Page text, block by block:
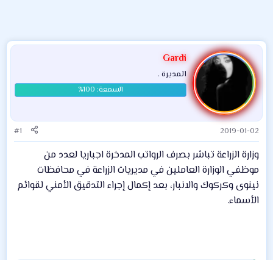
Gardi
المديرة .
2019-01-02
#1
وزارة الزراعة تباشر بصرف الرواتب المدخرة اجباريا لعدد من
موظفي الوزارة العاملين في مديريات الزراعة في محافظات
نينوى وكركوك والانبار، بعد إكمال إجراء التدقيق الأمني لقوائم
الأسماء.